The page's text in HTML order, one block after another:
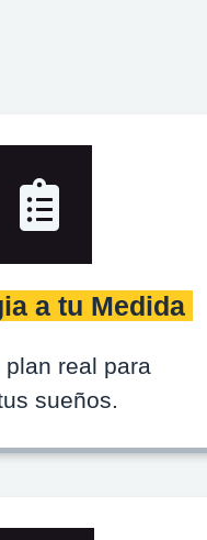
a tu Medida
plan real para
sueños.